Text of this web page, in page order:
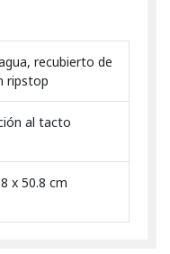
recubierto de
ripstop
al tacto
x 50.8 cm